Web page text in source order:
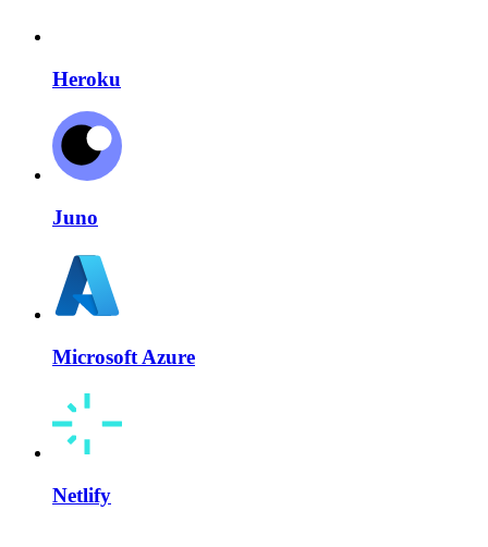
Heroku
Juno
Microsoft Azure
Netlify